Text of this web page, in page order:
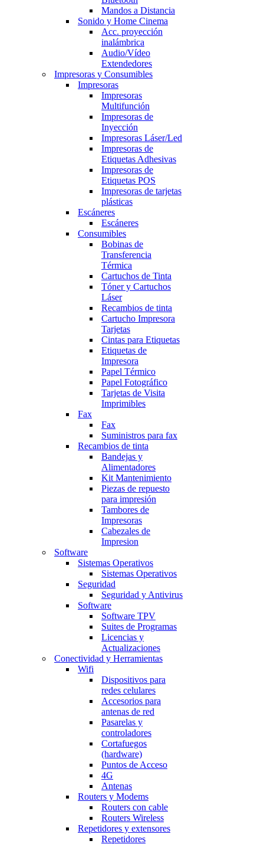
Mandos a Distancia
Sonido y Home Cinema
Acc. proyección
inalámbrica
Audio/Vídeo
Extendedores
Impresoras y Consumibles
Impresoras
Impresoras
Multifunción
Impresoras de
Inyección
Impresoras Láser/Led
Impresoras de
Etiquetas Adhesivas
Impresoras de
Etiquetas POS
Impresoras de tarjetas
plásticas
Escáneres
Escáneres
Consumibles
Bobinas de
Transferencia
Térmica
Cartuchos de Tinta
Tóner y Cartuchos
Láser
Recambios de tinta
Cartucho Impresora
Tarjetas
Cintas para Etiquetas
Etiquetas de
Impresora
Papel Térmico
Papel Fotográfico
Tarjetas de Visita
Imprimibles
Fax
Fax
Suministros para fax
Recambios de tinta
Bandejas y
Alimentadores
Kit Mantenimiento
Piezas de repuesto
para impresión
Tambores de
Impresoras
Cabezales de
Impresion
Software
Sistemas Operativos
Sistemas Operativos
Seguridad
Seguridad y Antivirus
Software
Software TPV
Suites de Programas
Licencias y
Actualizaciones
Conectividad y Herramientas
Wifi
Dispositivos para
redes celulares
Accesorios para
antenas de red
Pasarelas y
controladores
Cortafuegos
(hardware)
Puntos de Acceso
4G
Antenas
Routers y Modems
Routers con cable
Routers Wireless
Repetidores y extensores
Repetidores